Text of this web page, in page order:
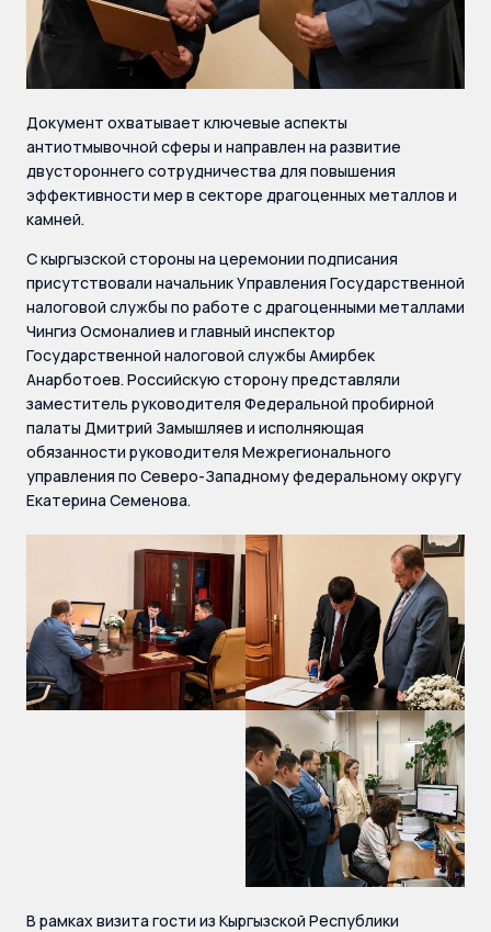
Документ охватывает ключевые аспекты
антиотмывочной сферы и направлен на развитие
двустороннего сотрудничества для повышения
эффективности мер в секторе драгоценных металлов и
камней.
С кыргызской стороны на церемонии подписания
присутствовали начальник Управления Государственной
налоговой службы по работе с драгоценными металлами
Чингиз Осмоналиев и главный инспектор
Государственной налоговой службы Амирбек
Анарботоев. Российскую сторону представляли
заместитель руководителя Федеральной пробирной
палаты Дмитрий Замышляев и исполняющая
обязанности руководителя Межрегионального
управления по Северо-Западному федеральному округу
Екатерина Семенова.
В рамках визита гости из Кыргызской Республики